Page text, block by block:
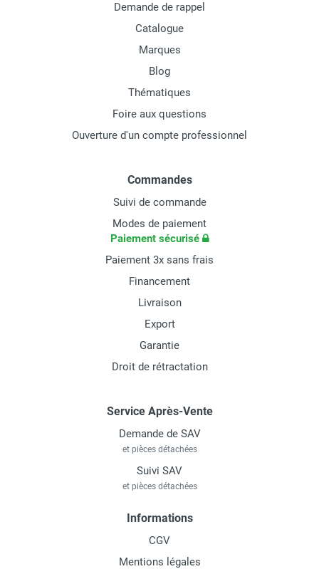
Demande de rappel
Catalogue
Marques
Blog
Thématiques
Foire aux questions
Ouverture d'un compte professionnel
Commandes
Suivi de commande
Modes de paiement
Paiement sécurisé
Paiement 3x sans frais
Financement
Livraison
Export
Garantie
Droit de rétractation
Service Après-Vente
Demande de SAV
et pièces détachées
Suivi SAV
et pièces détachées
Informations
CGV
Mentions légales